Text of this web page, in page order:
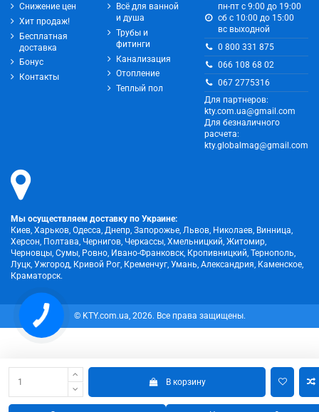
В корзину
Снижение цен
Хит продаж!
Бесплатная
доставка
Бонус
Контакты
Всё для ванной
и душа
Трубы и
фитинги
Канализация
Отопление
Теплый пол
пн-пт с 9:00 до 19:00
сб с 10:00 до 15:00
вс выходной
0 800 331 875
066 108 68 02
067 2775316
Для партнеров:
kty.com.ua@gmail.com
Для безналичного
расчета:
kty.globalmag@gmail.com
Мы осуществляем доставку по Украине:
Киев, Харьков, Одесса, Днепр, Запорожье, Львов, Николаев, Винница,
Херсон, Полтава, Чернигов, Черкассы, Хмельницкий, Житомир,
Черновцы, Сумы, Ровно, Ивано-Франковск, Кропивницкий, Тернополь,
Луцк, Ужгород, Кривой Рог, Кременчуг, Умань, Александрия, Каменское,
Краматорск.
© KTY.com.ua, 2026. Все права защищены.